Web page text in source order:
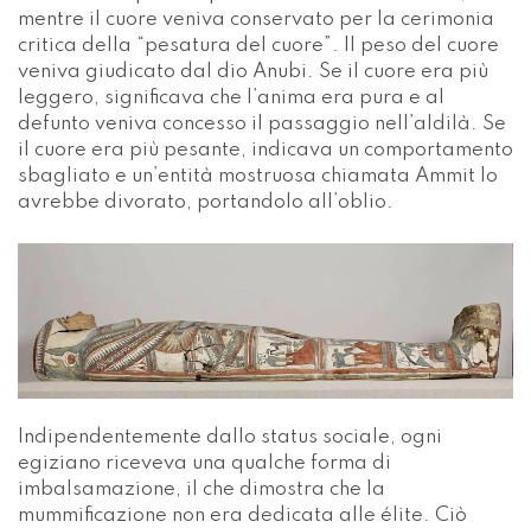
mentre il cuore veniva conservato per la cerimonia
critica della “pesatura del cuore”. Il peso del cuore
veniva giudicato dal dio Anubi. Se il cuore era più
leggero, significava che l’anima era pura e al
defunto veniva concesso il passaggio nell’aldilà. Se
il cuore era più pesante, indicava un comportamento
sbagliato e un’entità mostruosa chiamata Ammit lo
avrebbe divorato, portandolo all’oblio.
Indipendentemente dallo status sociale, ogni
egiziano riceveva una qualche forma di
imbalsamazione, il che dimostra che la
mummificazione non era dedicata alle élite. Ciò